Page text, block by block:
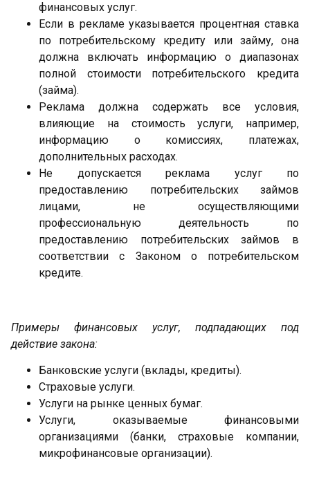
финансовых услуг.
Если в рекламе указывается процентная ставка
по потребительскому кредиту или займу, она
должна включать информацию о диапазонах
полной стоимости потребительского кредита
(займа).
Реклама должна содержать все условия,
влияющие на стоимость услуги, например,
информацию о комиссиях, платежах,
дополнительных расходах.
Не допускается реклама услуг по
предоставлению потребительских займов
лицами, не осуществляющими
профессиональную деятельность по
предоставлению потребительских займов в
соответствии с Законом о потребительском
кредите.
Примеры финансовых услуг, подпадающих под
действие закона:
Банковские услуги (вклады, кредиты).
Страховые услуги.
Услуги на рынке ценных бумаг.
Услуги, оказываемые финансовыми
организациями (банки, страховые компании,
микрофинансовые организации).